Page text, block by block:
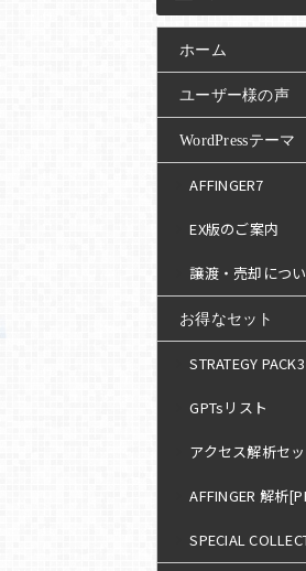
ホーム
ユーザー様の声
WordPressテーマ
AFFINGER7
EX版のご案内
譲渡・売却につ
お得なセット
STRATEGY PACK3
GPTsリスト
アクセス解析セ
AFFINGER 解析
SPECIAL